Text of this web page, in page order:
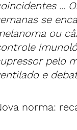
...
se
ou
pelo
e
norma: